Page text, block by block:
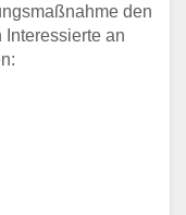
den
an